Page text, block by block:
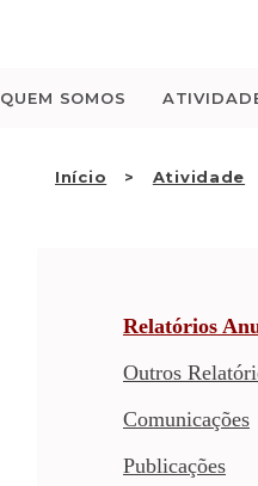
QUEM SOMOS
Início Atividade
Relatórios
Outros
Comunicações
Publicações